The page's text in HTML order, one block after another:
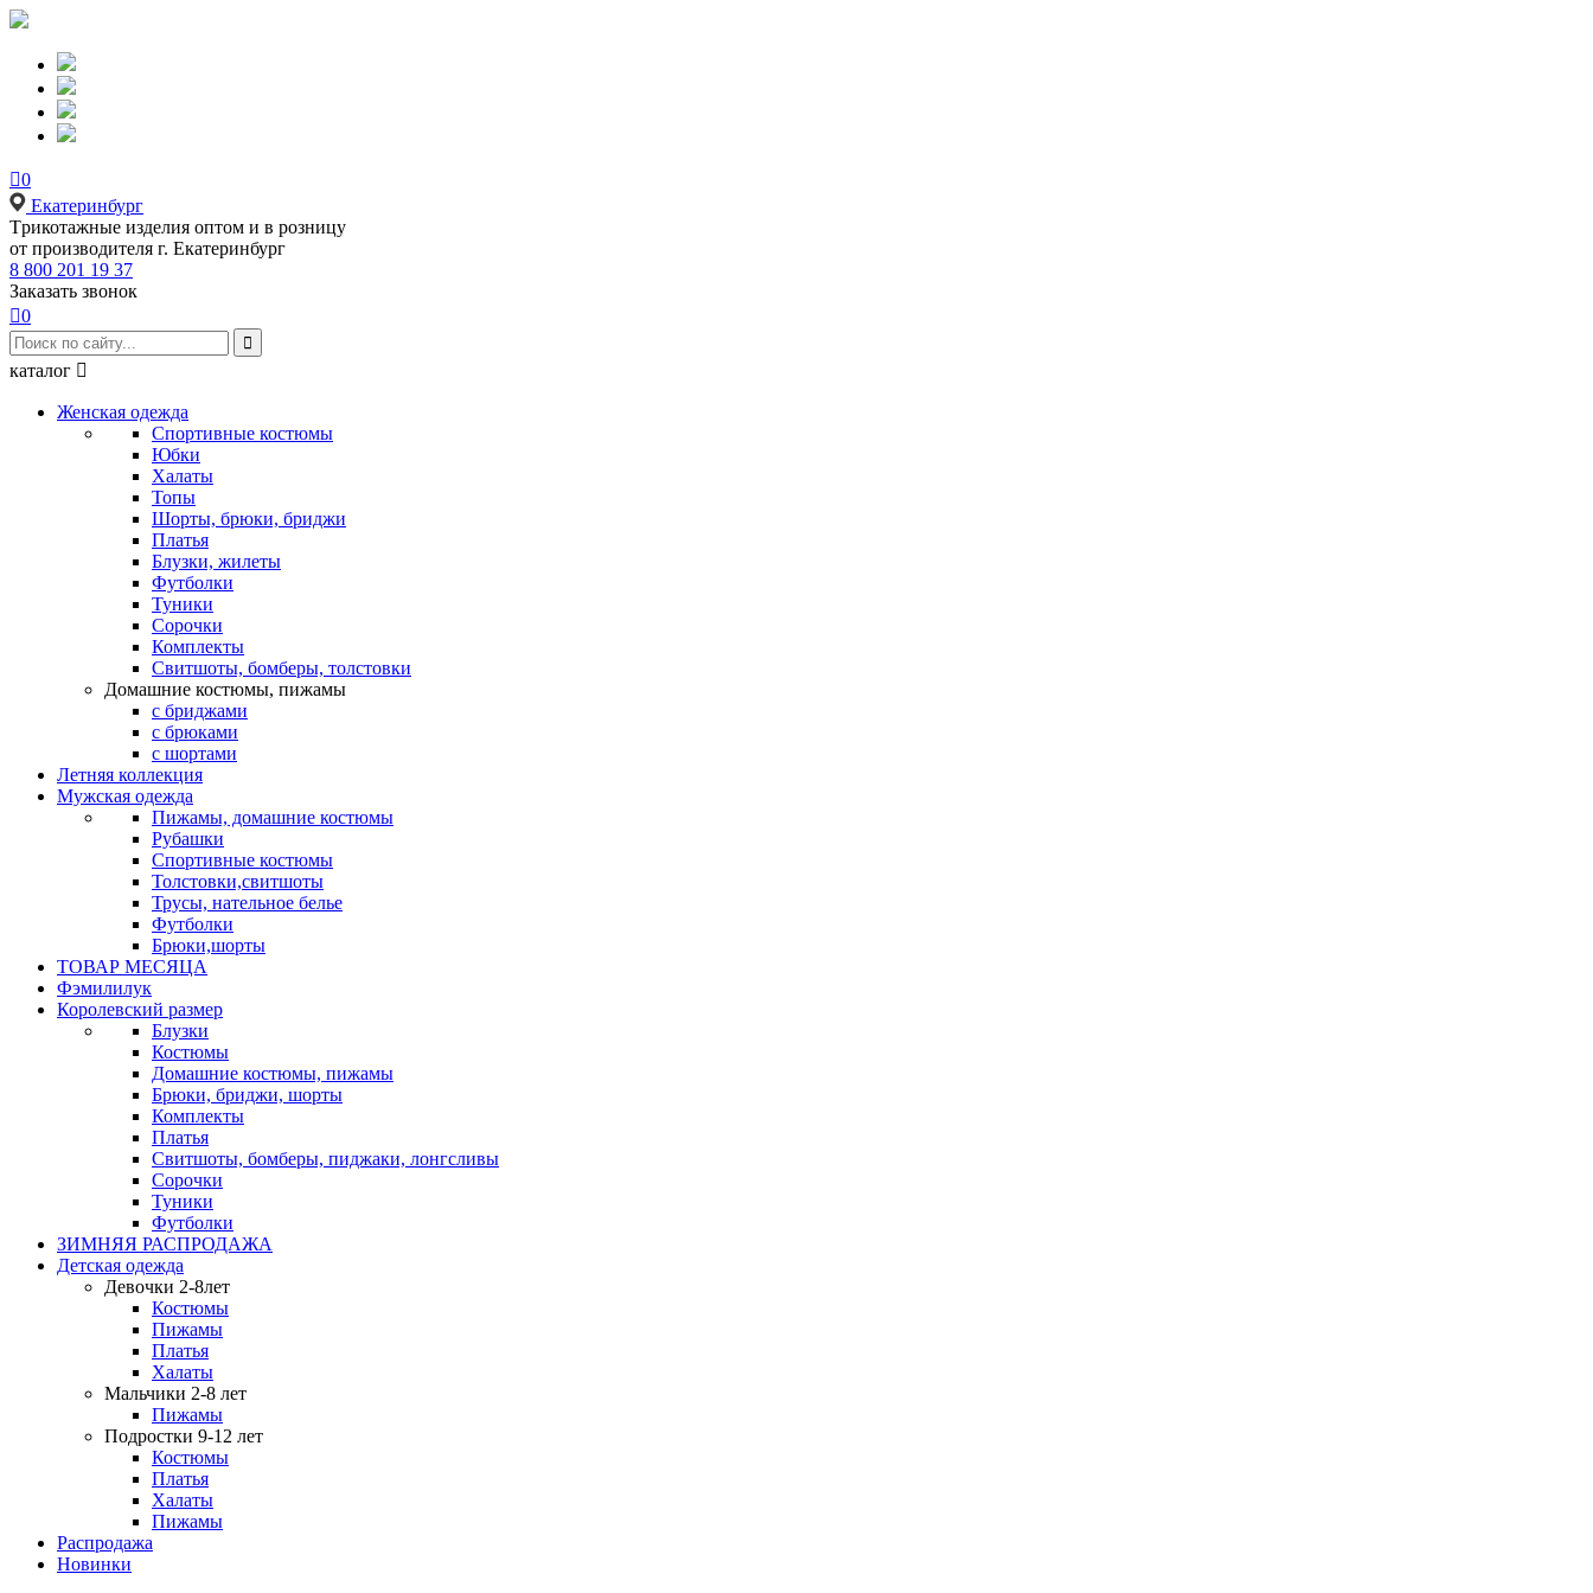
0
Екатеринбург
Tрикотажные изделия оптом и в розницу
от производителя г. Екатеринбург
8 800 201 19 37
Заказать звонок
0

каталог 
Женская одежда
Спортивные костюмы
Юбки
Халаты
Топы
Шорты, брюки, бриджи
Платья
Блузки, жилеты
Футболки
Туники
Сорочки
Комплекты
Свитшоты, бомберы, толстовки
Домашние костюмы, пижамы
с бриджами
с брюками
с шортами
Летняя коллекция
Мужская одежда
Пижамы, домашние костюмы
Рубашки
Спортивные костюмы
Толстовки,свитшоты
Трусы, нательное белье
Футболки
Брюки,шорты
ТОВАР МЕСЯЦА
Фэмилилук
Королевский размер
Блузки
Костюмы
Домашние костюмы, пижамы
Брюки, бриджи, шорты
Комплекты
Платья
Свитшоты, бомберы, пиджаки, лонгсливы
Сорочки
Туники
Футболки
ЗИМНЯЯ РАСПРОДАЖА
Детская одежда
Девочки 2-8лет
Костюмы
Пижамы
Платья
Халаты
Мальчики 2-8 лет
Пижамы
Подростки 9-12 лет
Костюмы
Платья
Халаты
Пижамы
Распродажа
Новинки